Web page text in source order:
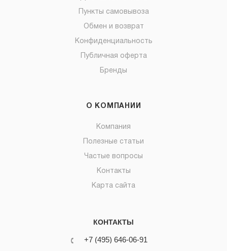
Пункты самовывоза
Обмен и возврат
Конфиденциальность
Публичная оферта
Бренды
О КОМПАНИИ
Компания
Полезные статьи
Частые вопросы
Контакты
Карта сайта
КОНТАКТЫ
+7 (495) 646-06-91